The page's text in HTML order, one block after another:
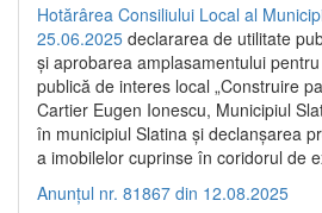
Hotărârea Consiliului Local al
25.06.2025 declararea de utilitate
și aprobarea amplasamentului
publică de interes local „Construire
Cartier Eugen Ionescu, Municipiul
în municipiul Slatina și declanșarea
a imobilelor cuprinse în coridorul de
Anunțul nr. 81867 din 12.08.2025